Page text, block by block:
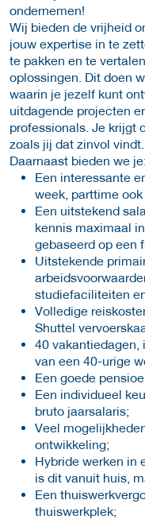
ondernemen!
Wij bieden de vrijheid
jouw expertise in te
te pakken en te
oplossingen. Dit doen
waarin je jezelf kunt
uitdagende projecten
professionals. Je krijgt
zoals jij dat zinvol vindt.
Daarnaast bieden we
Een interessante
week, parttime
Een uitstekend
kennis maximaal
gebaseerd op een
Uitstekende
studiefaciliteiten
Volledige
Shuttel
40 vakantiedagen,
van een 40-urige
Een goede
Een individueel
bruto jaarsalaris;
Veel
ontwikkeling;
Hybride werken in
is dit vanuit huis,
Een
thuiswerkplek;